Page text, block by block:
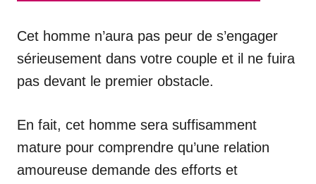
Cet homme n’aura pas peur de s’engager
sérieusement dans votre couple et il ne fuira
pas devant le premier obstacle.
En fait, cet homme sera suffisamment
mature pour comprendre qu’une relation
amoureuse demande des efforts et